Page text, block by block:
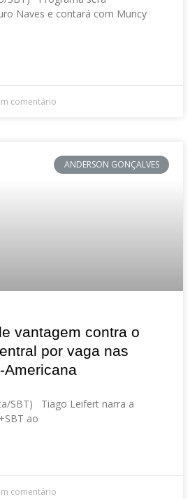
Naves e contará com Muricy
comentário
ANDERSON GONÇALVES
vantagem contra o
por vaga nas
Americana
SBT) Tiago Leifert narra a
ao
comentário